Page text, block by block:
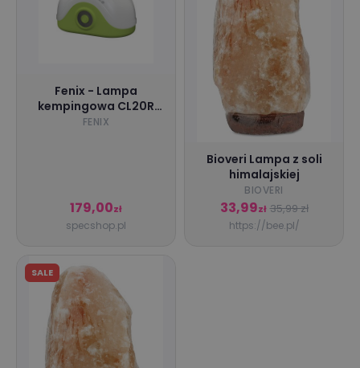
Fenix - Lampa
kempingowa CL20R
V2.0 - 300 lm - Zielona
FENIX
179,00zł
specshop.pl
Bioveri Lampa z soli
himalajskiej
BIOVERI
33,99zł 35,99 zł
https://bee.pl/
SALE